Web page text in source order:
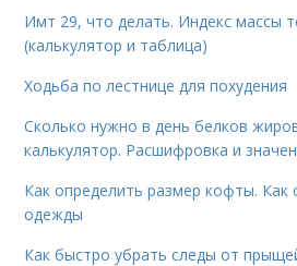
Имт 29, что делать. Индекс массы
(калькулятор и таблица)
Ходьба по лестнице для похудения
Сколько нужно в день белков
калькулятор. Расшифровка и
Как определить размер кофты. Как
одежды
Как быстро убрать следы от